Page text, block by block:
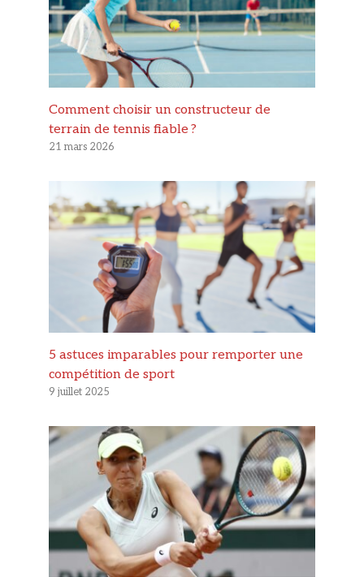
Comment choisir un constructeur de
terrain de tennis fiable ?
21 mars 2026
5 astuces imparables pour remporter une
compétition de sport
9 juillet 2025